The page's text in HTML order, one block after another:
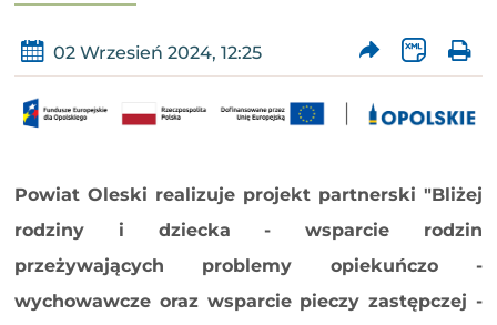
02 Wrzesień 2024, 12:25
Powiat Oleski realizuje projekt partnerski "Bliżej
rodziny i dziecka - wsparcie rodzin
przeżywających problemy opiekuńczo -
wychowawcze oraz wsparcie pieczy zastępczej -